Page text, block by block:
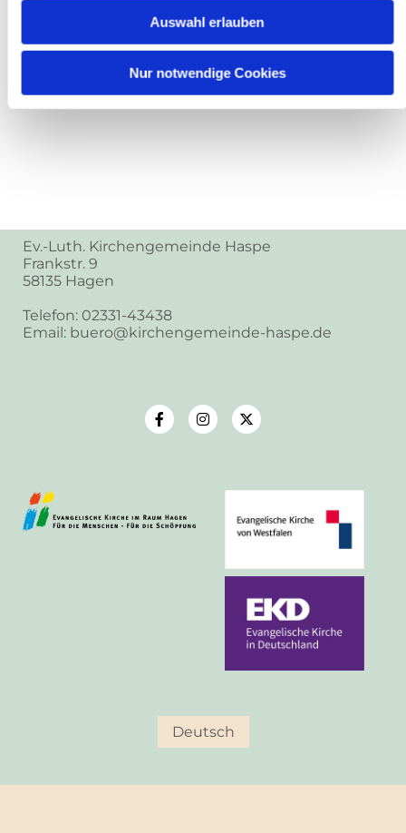
Auswahl erlauben
Nur notwendige Cookies
Ev.-Luth. Kirchengemeinde Haspe
Frankstr. 9
58135 Hagen
Telefon: 02331-43438
Email: buero@kirchengemeinde-haspe.de
Deutsch